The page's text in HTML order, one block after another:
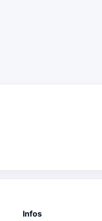
Infos